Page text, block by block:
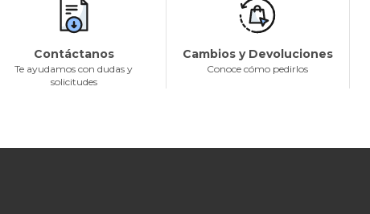
Contáctanos
Te ayudamos con dudas y
solicitudes
Cambios y Devoluciones
Conoce cómo pedirlos